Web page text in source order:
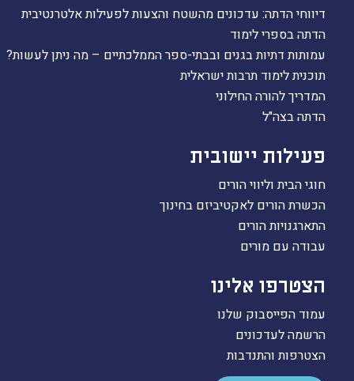
דיווחי הדתה: עדכונים מהשטח והצעות לפעילות אלטרנטיבית
הדתה בספרי לימוד
עמותות דתיות בגנים ובבתי-ספר הממלכתיים – מה ניתן לעשות?
תוכנית לימוד תרבות ישראלית
המדריך להורה החילוני
הדתה בצה"ל
פעילות יישובית
חוגי הבית וליווי הורים
הכשרת הורים לאקטיביזם בחינוך
התארגנויות הורים
עבודה עם מורים
הצטרפו אלינו
עמוד הפייסבוק שלנו
הרשמה לעדכונים
הצטרפות והתנדבות